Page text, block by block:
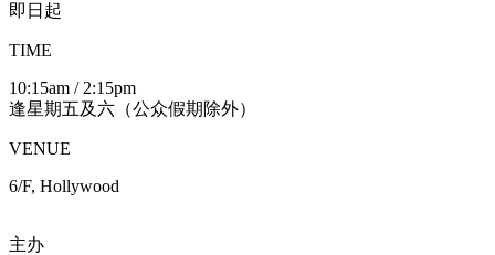
即日起
TIME
10:15am / 2:15pm
逢星期五及六（公众假期除外）
VENUE
6/F, Hollywood
主办